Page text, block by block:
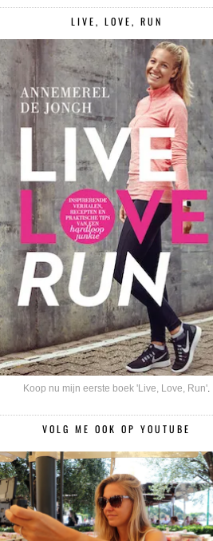
LIVE, LOVE, RUN
Koop nu mijn eerste boek 'Live, Love, Run'.
VOLG ME OOK OP YOUTUBE